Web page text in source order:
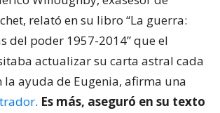
relató en su libro “La guerra:
del poder 1957-2014” que el
actualizar su carta astral cada
la ayuda de Eugenia, afirma una
. Es más, aseguró en su texto